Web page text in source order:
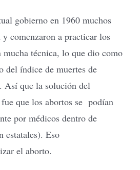
gobierno en 1960 muchos
comenzaron a practicar los
mucha técnica, lo que dio como
del índice de muertes de
Así que la solución del
que los abortos se podían
por médicos dentro de
estatales). Eso
el aborto.